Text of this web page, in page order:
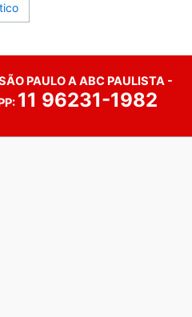
PAULO A ABC PAULISTA -
11 96231-1982